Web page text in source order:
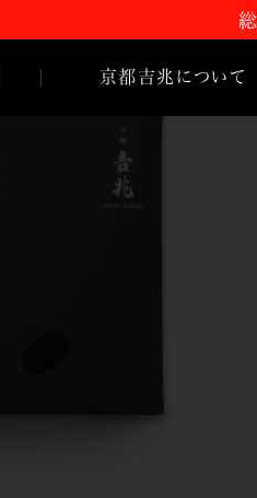
京都吉兆について
徳岡邦夫 コラム